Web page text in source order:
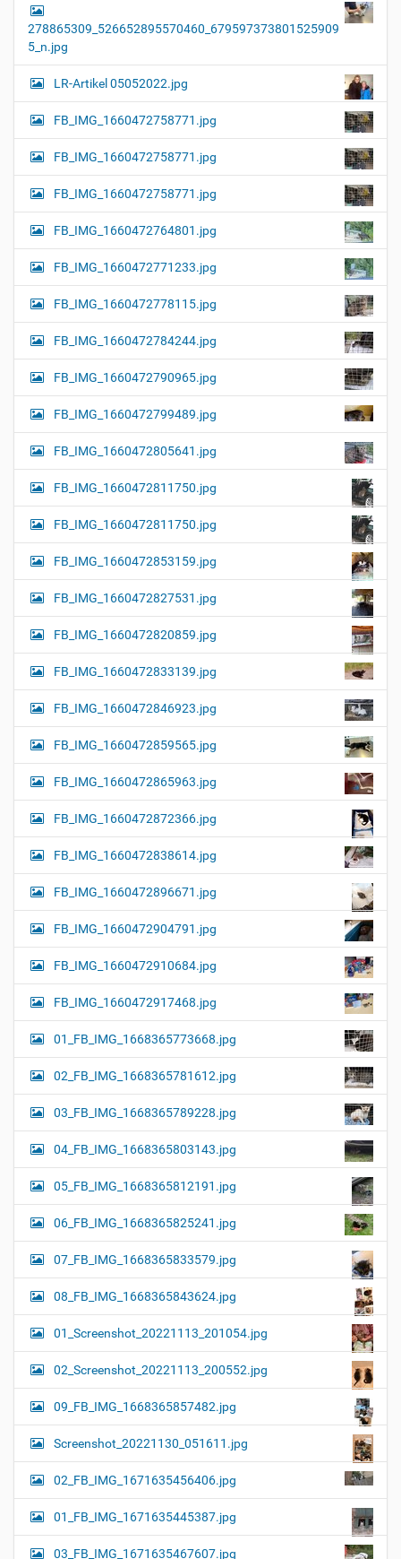
278865309_526652895570460_679597373801525909
5_n.jpg
LR-Artikel 05052022.jpg
FB_IMG_1660472758771.jpg
FB_IMG_1660472758771.jpg
FB_IMG_1660472758771.jpg
FB_IMG_1660472764801.jpg
FB_IMG_1660472771233.jpg
FB_IMG_1660472778115.jpg
FB_IMG_1660472784244.jpg
FB_IMG_1660472790965.jpg
FB_IMG_1660472799489.jpg
FB_IMG_1660472805641.jpg
FB_IMG_1660472811750.jpg
FB_IMG_1660472811750.jpg
FB_IMG_1660472853159.jpg
FB_IMG_1660472827531.jpg
FB_IMG_1660472820859.jpg
FB_IMG_1660472833139.jpg
FB_IMG_1660472846923.jpg
FB_IMG_1660472859565.jpg
FB_IMG_1660472865963.jpg
FB_IMG_1660472872366.jpg
FB_IMG_1660472838614.jpg
FB_IMG_1660472896671.jpg
FB_IMG_1660472904791.jpg
FB_IMG_1660472910684.jpg
FB_IMG_1660472917468.jpg
01_FB_IMG_1668365773668.jpg
02_FB_IMG_1668365781612.jpg
03_FB_IMG_1668365789228.jpg
04_FB_IMG_1668365803143.jpg
05_FB_IMG_1668365812191.jpg
06_FB_IMG_1668365825241.jpg
07_FB_IMG_1668365833579.jpg
08_FB_IMG_1668365843624.jpg
01_Screenshot_20221113_201054.jpg
02_Screenshot_20221113_200552.jpg
09_FB_IMG_1668365857482.jpg
Screenshot_20221130_051611.jpg
02_FB_IMG_1671635456406.jpg
01_FB_IMG_1671635445387.jpg
03_FB_IMG_1671635467607.jpg